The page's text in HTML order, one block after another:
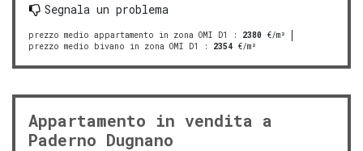
Segnala un problema
prezzo medio appartamento in zona OMI D1 : 2380 €/m²
prezzo medio bivano in zona OMI D1
: 2354 €/m²
Appartamento in vendita a
Paderno Dugnano